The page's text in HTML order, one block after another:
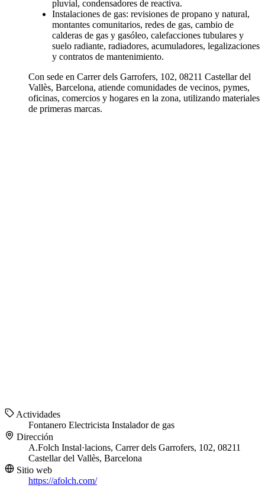
pluvial, condensadores de reactiva.
Instalaciones de gas: revisiones de propano y natural,
montantes comunitarios, redes de gas, cambio de
calderas de gas y gasóleo, calefacciones tubulares y
suelo radiante, radiadores, acumuladores, legalizaciones
y contratos de mantenimiento.
Con sede en Carrer dels Garrofers, 102, 08211 Castellar del
Vallès, Barcelona, atiende comunidades de vecinos, pymes,
oficinas, comercios y hogares en la zona, utilizando materiales
de primeras marcas.
Actividades
Fontanero Electricista Instalador de gas
Dirección
A.Folch Instal·lacions, Carrer dels Garrofers, 102, 08211
Castellar del Vallès, Barcelona
Sitio web
https://afolch.com/